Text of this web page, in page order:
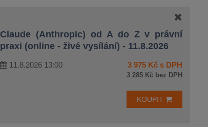
Claude (Anthropic) od A do Z v právní
praxi (online - živé vysílání) - 11.8.2026
11.8.2026 13:00 3 975 Kč s DPH
3 285 Kč bez DPH
KOUPIT